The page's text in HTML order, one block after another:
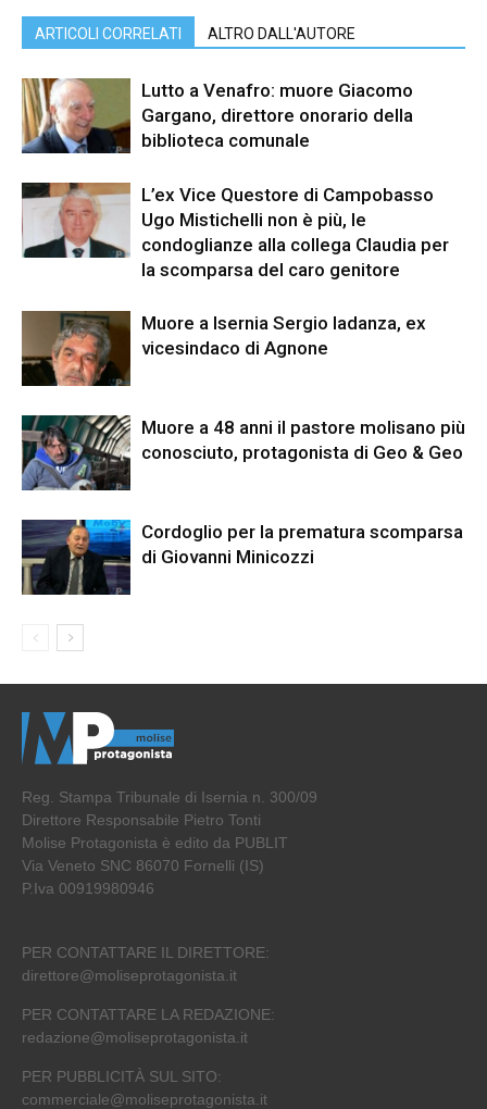
ARTICOLI CORRELATI ALTRO DALL'AUTORE
Lutto a Venafro: muore Giacomo
Gargano, direttore onorario della
biblioteca comunale
L’ex Vice Questore di Campobasso
Ugo Mistichelli non è più, le
condoglianze alla collega Claudia per
la scomparsa del caro genitore
Muore a Isernia Sergio Iadanza, ex
vicesindaco di Agnone
Muore a 48 anni il pastore molisano più
conosciuto, protagonista di Geo & Geo
Cordoglio per la prematura scomparsa
di Giovanni Minicozzi
Reg. Stampa Tribunale di Isernia n. 300/09
Direttore Responsabile Pietro Tonti
Molise Protagonista è edito da PUBLIT
Via Veneto SNC 86070 Fornelli (IS)
P.Iva 00919980946
PER CONTATTARE IL DIRETTORE:
direttore@moliseprotagonista.it
PER CONTATTARE LA REDAZIONE:
redazione@moliseprotagonista.it
PER PUBBLICITÀ SUL SITO:
commerciale@moliseprotagonista.it